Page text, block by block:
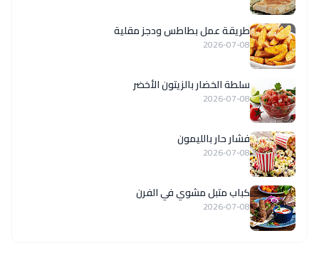
طريقة عمل بطاطس ودجز مقلية
2026-07-08
سلطة الخضار بالزيتون الأخضر
2026-07-08
فشار حار بالليمون
2026-07-08
كباب متبل مشوي في الفرن
2026-07-08